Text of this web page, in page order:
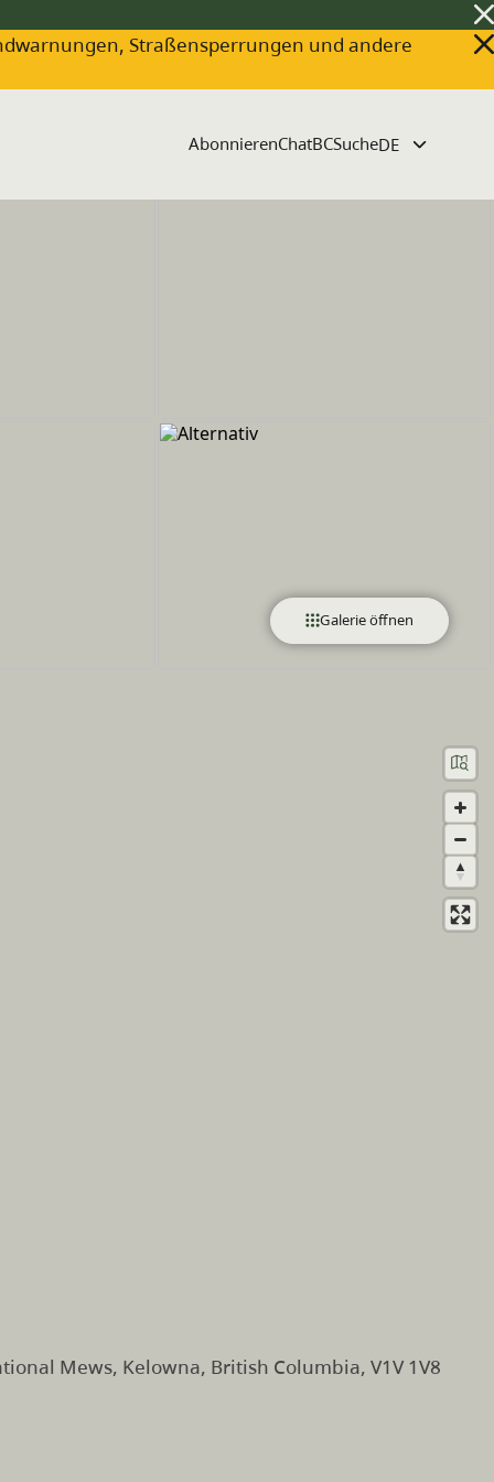
Straßensperrungen und andere
AbonnierenChatBCSuche
Galerie öffnen
Mews, Kelowna, British Columbia, V1V 1V8